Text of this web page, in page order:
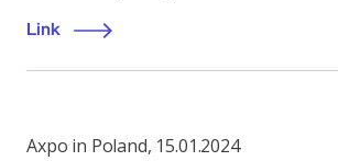
Link
Axpo in Poland, 15.01.2024